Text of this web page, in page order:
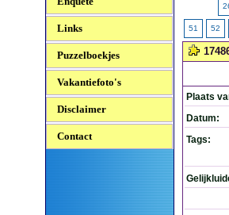
Links
Puzzelboekjes
Vakantiefoto's
Disclaimer
Contact
51 52
Plaats
Datum:
Tags: